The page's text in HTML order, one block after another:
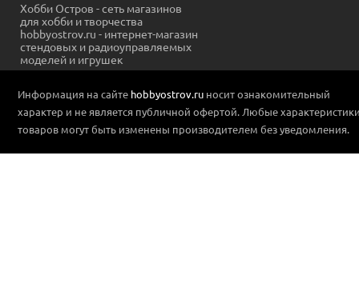
Хобби Остров - сеть магазинов
для хобби и творчества
hobbyostrov.ru - интернет-магазин
стендовых и радиоуправляемых
моделей и игрушек
Информация на сайте hobbyostrov.ru носит ознакомительный
характер и не является публичной офертой. Любые
товаров могут быть изменены производителем без уведомления.